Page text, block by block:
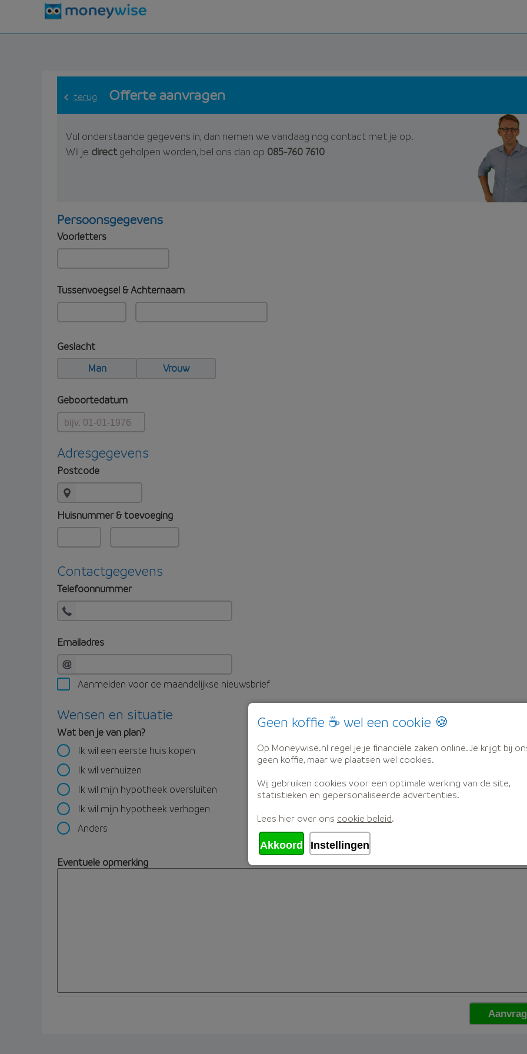
terug Offerte aanvragen
Vul onderstaande gegevens in, dan nemen we vandaag nog contact met je op.
Wil je directgeholpen worden, bel ons dan op 085-760 7610
Persoonsgegevens
Voorletters
Tussenvoegsel & Achternaam
Geslacht
Man
Vrouw
Geboortedatum
Adresgegevens
Postcode
Huisnummer & toevoeging
Contactgegevens
Telefoonnummer
Emailadres
Aanmelden voor de maandelijkse nieuwsbrief
Wensen en situatie
Wat ben je van plan?
Ik wil een eerste huis kopen
Ik wil verhuizen
Ik wil mijn hypotheek oversluiten
Ik wil mijn hypotheek verhogen
Anders
Eventuele opmerking
Geen koffie ☕ wel een cookie 🍪
Op Moneywise.nl regel je je financiële zaken online. Je krijgt bij
geen koffie, maar we plaatsen wel cookies.
Wij gebruiken cookies voor een optimale werking van de site,
statistieken en gepersonaliseerde advertenties.
Lees hier over ons cookie beleid.
Akkoord Instellingen